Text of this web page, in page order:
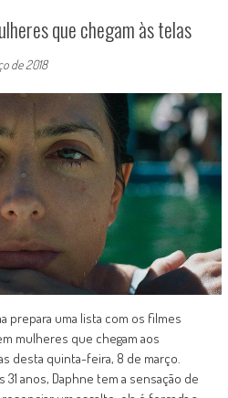
que chegam às telas
de 2018
prepara uma lista com os filmes
mulheres que chegam aos
desta quinta-feira, 8 de março.
31 anos, Daphne tem a sensação de